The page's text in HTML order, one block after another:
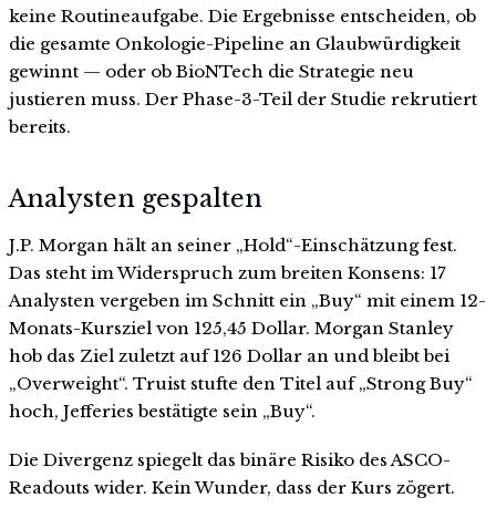
keine Routineaufgabe. Die Ergebnisse entscheiden, ob
die gesamte Onkologie-Pipeline an Glaubwürdigkeit
gewinnt — oder ob BioNTech die Strategie neu
justieren muss. Der Phase-3-Teil der Studie rekrutiert
bereits.
Analysten gespalten
J.P. Morgan hält an seiner „Hold“-Einschätzung fest.
Das steht im Widerspruch zum breiten Konsens: 17
Analysten vergeben im Schnitt ein „Buy“ mit einem 12-
Monats-Kursziel von 125,45 Dollar. Morgan Stanley
hob das Ziel zuletzt auf 126 Dollar an und bleibt bei
„Overweight“. Truist stufte den Titel auf „Strong Buy“
hoch, Jefferies bestätigte sein „Buy“.
Die Divergenz spiegelt das binäre Risiko des ASCO-
Readouts wider. Kein Wunder, dass der Kurs zögert.